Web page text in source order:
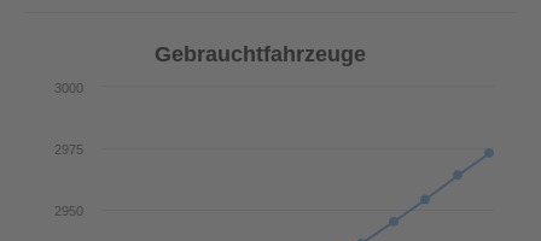
Gebrauchtfahrzeuge
2950
2975
3000